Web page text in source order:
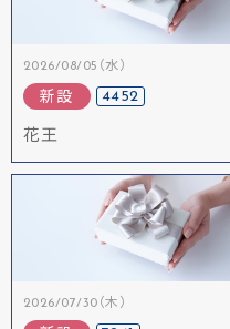
2026/08/05（水）
新設 4452
花王
2026/07/30（木）